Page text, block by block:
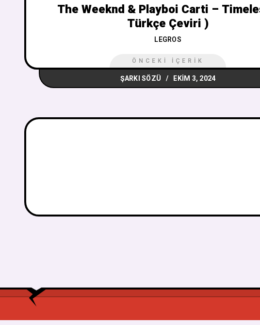
The Weeknd & Playboi Carti –
Türkçe Çeviri )
LEGROS
ÖNCEKI İÇERIK
ŞARKI SÖZÜ EKIM 3, 2024